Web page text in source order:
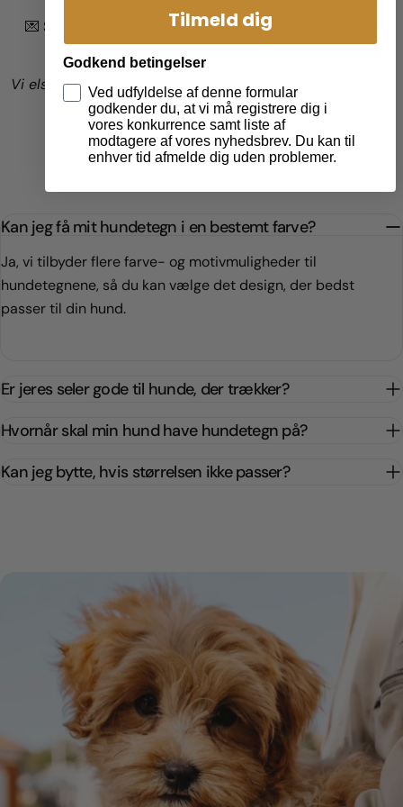
💌 Skriv til os
– så vender vi hurtigt tilbage med et
kærligt svar.
Vi elsker glade hunde og trygge ejere – så spørg endelig
løs!
Spørgsmål? Send En Mail!
Kan jeg få mit hundetegn i en bestemt farve?
Ja, vi tilbyder flere farve- og motivmuligheder til
hundetegnene, så du kan vælge det design, der bedst
passer til din hund.
Er jeres seler gode til hunde, der trækker?
Hvornår skal min hund have hundetegn på?
Kan jeg bytte, hvis størrelsen ikke passer?
Tilmeld dig
Godkend betingelser
Ved udfyldelse af denne formular
godkender du, at vi må registrere dig i
vores konkurrence samt liste af
modtagere af vores nyhedsbrev. Du kan til
enhver tid afmelde dig uden problemer.